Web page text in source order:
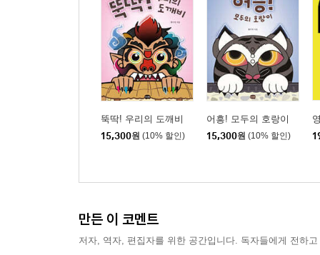
뚝딱! 우리의 도깨비
15,300원 (10% 할인)
어흥! 모두의 호랑이
15,300원 (10% 할인)
만든 이 코멘트
저자, 역자, 편집자를 위한 공간입니다. 독자들에게 전하